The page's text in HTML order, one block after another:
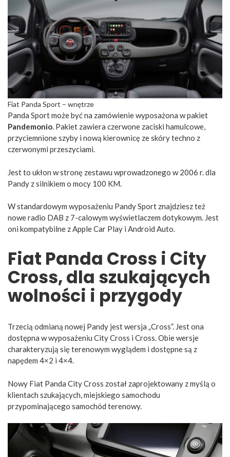
Fiat Panda Sport – wnętrze
Panda Sport może być na zamówienie wyposażona w pakiet
Pandemonio. Pakiet zawiera czerwone zaciski hamulcowe,
przyciemnione szyby i nową kierownicę ze skóry techno z
czerwonymi przeszyciami.
Jest to ukłon w stronę zestawu wprowadzonego w 2006 r. dla
Pandy z silnikiem o mocy 100 KM.
W standardowym wyposażeniu Pandy Sport znajdziesz też
nowe radio DAB z 7-calowym wyświetlaczem dotykowym. Jest
oni kompatybilne z Apple Car Play i Android Auto.
Fiat Panda Cross i City
Cross, dla szukających
wolności i przygody
Trzecią odmianą nowej Pandy jest wersja „Cross”. Jest ona
dostępna w wyposażeniu City Cross i Cross. Obie wersje
charakteryzują się terenowym wyglądem i dostępne są z
napędem 4×2 i 4×4.
Nowy Fiat Panda City Cross został zaprojektowany z myślą o
klientach szukających, miejskiego samochodu
przypominającego samochód terenowy.